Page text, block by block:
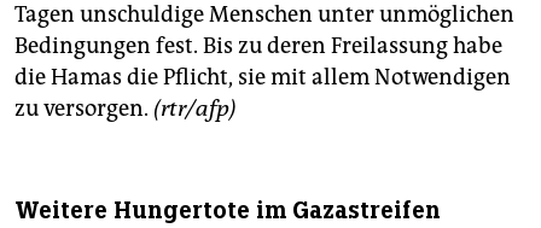
Tagen unschuldige Menschen unter unmöglichen
Bedingungen fest. Bis zu deren Freilassung habe
die Hamas die Pflicht, sie mit allem Notwendigen
zu versorgen. (rtr/afp)
Weitere Hungertote im Gazastreifen